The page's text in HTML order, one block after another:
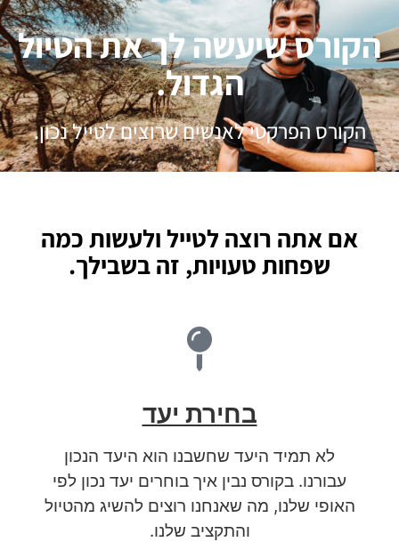
הקורס שיעשה לך את הטיול
הגדול.
הקורס הפרקטי לאנשים שרוצים לטייל נכון.
אם אתה רוצה לטייל ולעשות כמה
שפחות טעויות, זה בשבילך.
בחירת יעד
לא תמיד היעד שחשבנו הוא היעד הנכון
עבורנו. בקורס נבין איך בוחרים יעד נכון לפי
האופי שלנו, מה שאנחנו רוצים להשיג מהטיול
והתקציב שלנו.